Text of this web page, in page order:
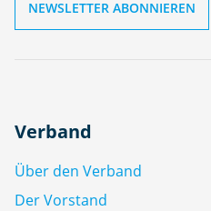
Verband
Über den Verband
Der Vorstand